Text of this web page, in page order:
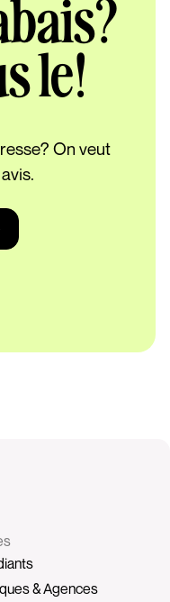
le!
On veut
& Agences